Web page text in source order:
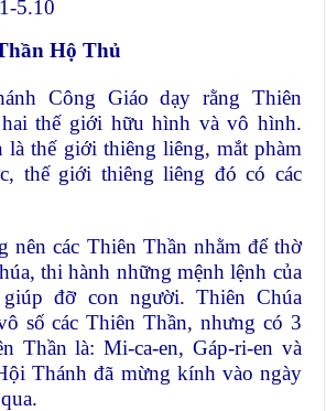
5.10
Hộ Thủ
Công Giáo dạy rằng Thiên
thế giới hữu hình và vô hình.
thế giới thiêng liêng, mắt phàm
thế giới thiêng liêng đó có các
nên các Thiên Thần nhằm để thờ
thi hành những mệnh lệnh của
đỡ con người. Thiên Chúa
số các Thiên Thần, nhưng có 3
Thần là: Mi-ca-en, Gáp-ri-en và
Thánh đã mừng kính vào ngày